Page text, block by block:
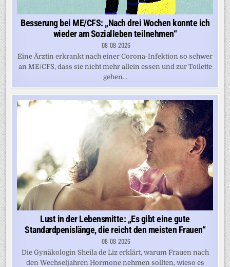
Besserung bei ME/CFS: „Nach drei Wochen konnte ich
wieder am Sozialleben teilnehmen“
08-08-2026
Eine Ärztin erkrankt nach einer Corona-Infektion so schwer
an ME/CFS, dass sie nicht mehr allein essen und zur Toilette
gehen...
Lust in der Lebensmitte: „Es gibt eine gute
Standardpenislänge, die reicht den meisten Frauen“
08-08-2026
Die Gynäkologin Sheila de Liz erklärt, warum Frauen nach
den Wechseljahren Hormone nehmen sollten, wieso es